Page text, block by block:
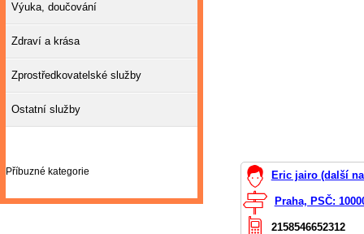
Eric jairo (další
Praha, PSČ:
2158546652312
Výuka, doučování
Zdraví a krása
Zprostředkovatelské služby
Ostatní služby
Příbuzné kategorie